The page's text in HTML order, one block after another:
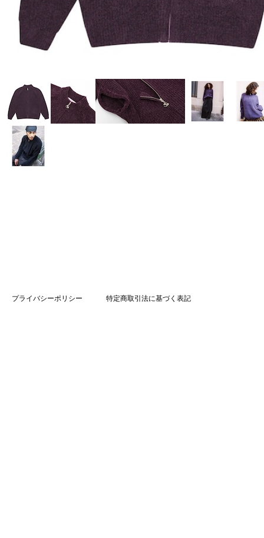
プライバシーポリシー 特定商取引法に基づく表記